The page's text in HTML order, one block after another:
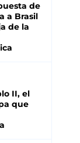
de
a Brasil
de la
II, el
que